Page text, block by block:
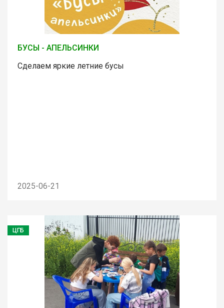
БУСЫ - АПЕЛЬСИНКИ
Сделаем яркие летние бусы
2025-06-21
ЦГБ